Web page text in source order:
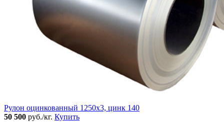
Рулон оцинкованный 1250х3, цинк 140
50 500 руб./кг. Купить